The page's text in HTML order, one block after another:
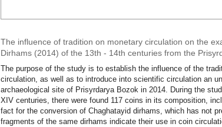
The influence of tradition on monetary circulation on the
Dirhams (2014) of the 13th - 14th centuries from the
The purpose of the study is to establish the influence of the
circulation, as well as to introduce into scientific circulation an
archaeological site of Prisyrdarya Bozok in 2014. During the
XIV centuries, there were found 117 coins in its composition,
fact for the conversion of Chaghatayid dirhams, which has not
fragments of the same dirhams indicate their use in coin